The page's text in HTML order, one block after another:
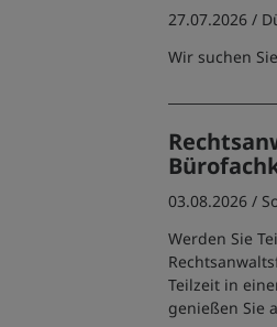
27.07.2026 /
Wir suchen
03.08.2026 /
Werden Sie
Teilzeit in
genießen Sie